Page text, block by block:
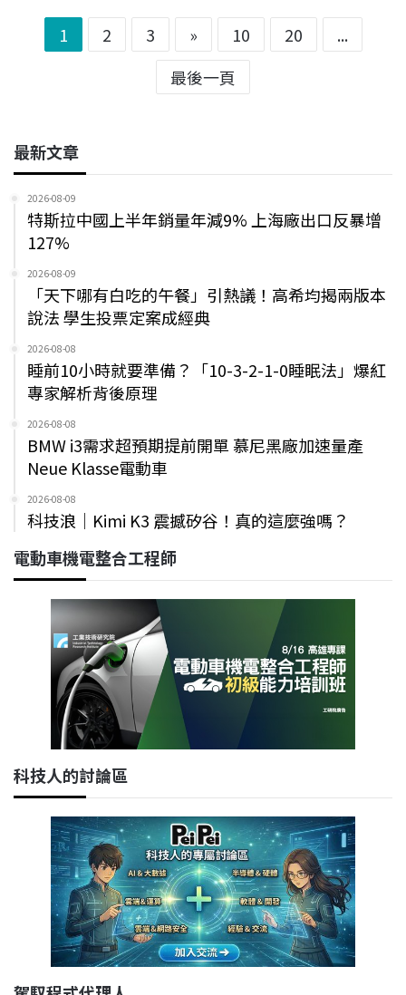
1 2 3 » 10 20
...
最後一頁
最新文章
2026-08-09
特斯拉中國上半年銷量年減9% 上海廠出口反暴增
127%
2026-08-09
「天下哪有白吃的午餐」引熱議！高希均揭兩版本
說法 學生投票定案成經典
2026-08-08
睡前10小時就要準備？「10-3-2-1-0睡眠法」爆紅
專家解析背後原理
2026-08-08
BMW i3需求超預期提前開單 慕尼黑廠加速量產
Neue Klasse電動車
2026-08-08
科技浪｜Kimi K3 震撼矽谷！真的這麼強嗎？
電動車機電整合工程師
科技人的討論區